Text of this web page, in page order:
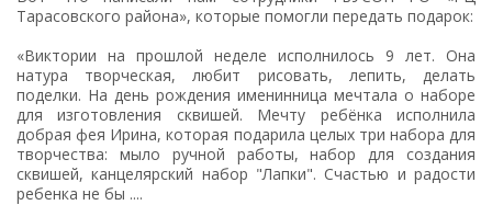
Тарасовского района», которые помогли передать подарок:
«Виктории на прошлой неделе исполнилось 9 лет. Она
натура творческая, любит рисовать, лепить, делать
поделки. На день рождения именинница мечтала о наборе
для изготовления сквишей. Мечту ребёнка исполнила
добрая фея Ирина, которая подарила целых три набора для
творчества: мыло ручной работы, набор для создания
сквишей, канцелярский набор "Лапки". Счастью и радости
ребенка не бы ....